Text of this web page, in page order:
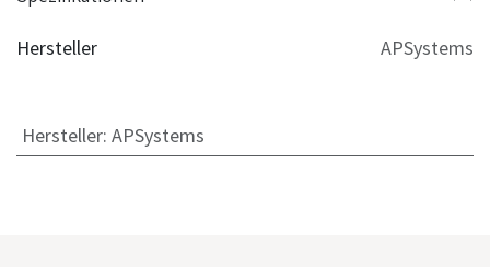
Hersteller APSystems
Hersteller: APSystems